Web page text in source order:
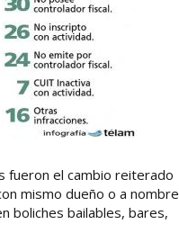
fueron el cambio reiterado
mismo dueño o a nombre
boliches bailables, bares,